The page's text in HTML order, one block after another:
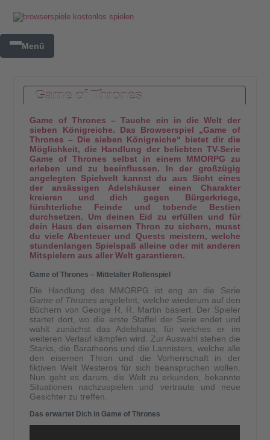
Menü
Game of Thrones
Game of Thrones – Tauche ein in die Welt der
sieben Königreiche. Das Browserspiel „Game of
Thrones – Die sieben Königreiche“ bietet dir die
Möglichkeit, die Handlung der beliebten TV-Serie
Game of Thrones selbst in einem MMORPG zu
erleben und zu beeinflussen. In der großzügig
angelegten Spielwelt kannst du aus Sicht eines
der ansässigen Adelshäuser einen Charakter
kreieren und dich gegen Bürgerkriege,
fürchterliche Feinde und tobende Bestien
durchsetzen. Um deinen Eid zu erfüllen und für
dein Haus den eisernen Thron zu sichern, musst
du viele Abenteuer und Quests meistern, welche
stundenlangen Spielspaß alleine oder mit anderen
Mitspielern aus aller Welt garantieren.
Game of Thrones – Mittelalter Rollenspiel
Die Handlung des MMORPG ist eng an die Serie
Game of Thrones angelehnt, welche wiederum auf den
Büchern von George R. R. Martin basiert. Der Spieler
startet dort, wo die erste Staffel der Serie endet und
wählt zunächst das Adelshaus, für welches er im
weiteren Verlauf kämpfen wird. Zur Auswahl stehen die
Starks, die Baratheons und die Lannisters, welche alle
den eisernen Thron und die Vorherrschaft in der
fiktiven Welt Westeros für sich beanspruchen wollen.
Nun geht es darum, die Welt zu erkunden, bekannte
Situationen nachzuspielen und vertraute und neue
Gesichter zu treffen.
Das erwartet Dich in Game of Thrones